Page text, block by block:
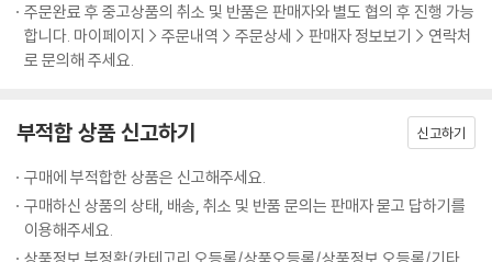
주문완료 후 중고상품의 취소 및 반품은 판매자와 별도 협의 후 진행 가능
합니다. 마이페이지 > 주문내역 > 주문상세 > 판매자 정보보기 > 연락처
로 문의해 주세요.
부적합 상품 신고하기 신고하기
구매에 부적합한 상품은 신고해주세요.
구매하신 상품의 상태, 배송, 취소 및 반품 문의는 판매자 묻고 답하기를
이용해주세요.